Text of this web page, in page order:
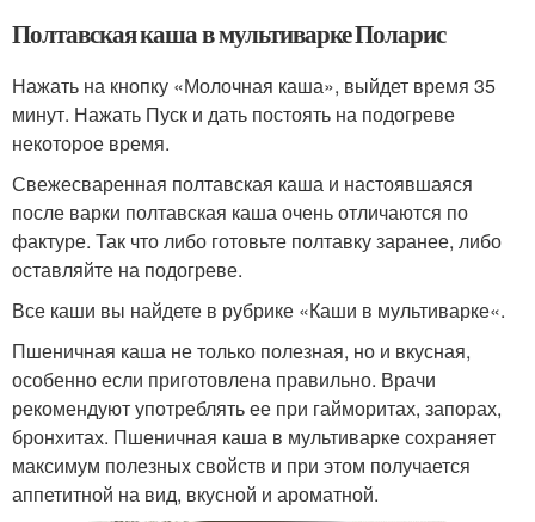
Полтавская каша в мультиварке Поларис
Нажать на кнопку «Молочная каша», выйдет время 35
минут. Нажать Пуск и дать постоять на подогреве
некоторое время.
Свежесваренная полтавская каша и настоявшаяся
после варки полтавская каша очень отличаются по
фактуре. Так что либо готовьте полтавку заранее, либо
оставляйте на подогреве.
Все каши вы найдете в рубрике «Каши в мультиварке«.
Пшеничная каша не только полезная, но и вкусная,
особенно если приготовлена правильно. Врачи
рекомендуют употреблять ее при гайморитах, запорах,
бронхитах. Пшеничная каша в мультиварке сохраняет
максимум полезных свойств и при этом получается
аппетитной на вид, вкусной и ароматной.